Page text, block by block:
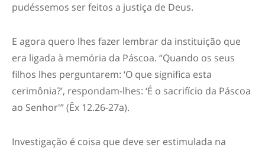
pudéssemos ser feitos a justiça de Deus.
E agora quero lhes fazer lembrar da instituição que
era ligada à memória da Páscoa. “Quando os seus
filhos lhes perguntarem: ‘O que significa esta
cerimônia?’, respondam-lhes: ‘É o sacrifício da Páscoa
ao Senhor'” (Êx 12.26-27a).
Investigação é coisa que deve ser estimulada na